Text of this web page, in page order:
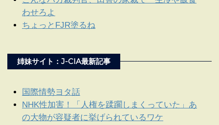
わせろよ
ちょっとFJR塗るね
姉妹サイト：J-CIA最新記事
国際情勢ヨタ話
NHK性加害！「人権を蹂躙しまくっていた」あ
の大物が容疑者に挙げられているワケ